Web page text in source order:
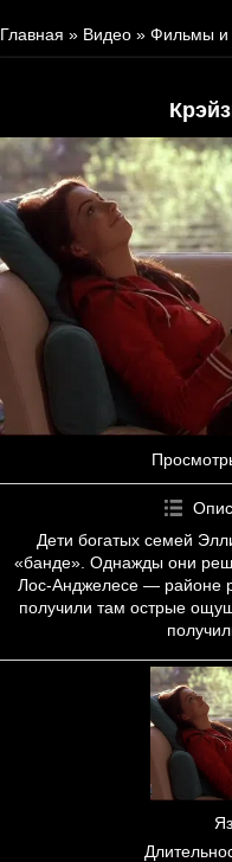
Главная » Видео » Фильмы и
Дети богатых семей
«банде». Однажды они
Лос-Анджелесе — районе
получили там острые